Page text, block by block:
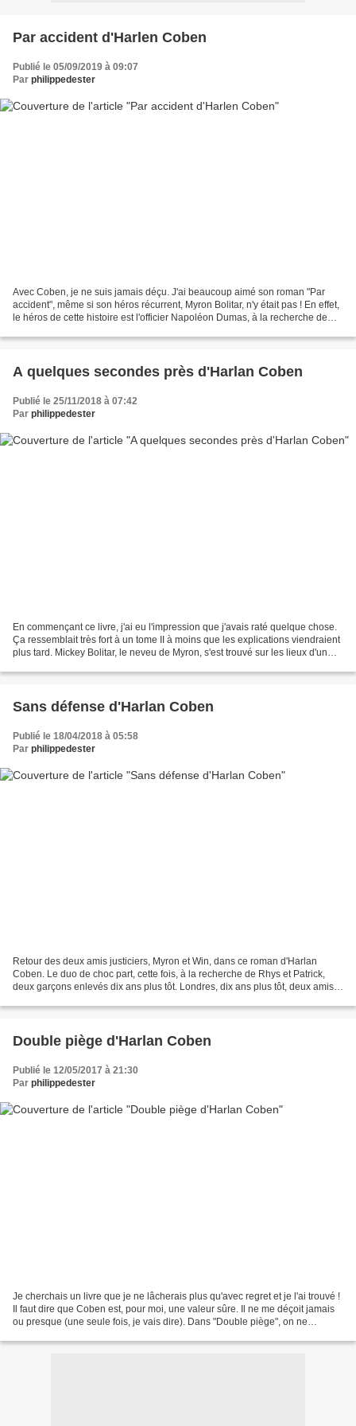
Par accident d'Harlen Coben
Publié le 05/09/2019 à 09:07
Par philippedester
Avec Coben, je ne suis jamais déçu. J'ai beaucoup aimé son roman "Par
accident", même si son héros récurrent, Myron Bolitar, n'y était pas ! En effet,
le héros de cette histoire est l'officier Napoléon Dumas, à la recherche de
A quelques secondes près d'Harlan Coben
Publié le 25/11/2018 à 07:42
Par philippedester
En commençant ce livre, j'ai eu l'impression que j'avais raté quelque chose.
Ça ressemblait très fort à un tome II à moins que les explications viendraient
plus tard. Mickey Bolitar, le neveu de Myron, s'est trouvé sur les lieux d'un
Sans défense d'Harlan Coben
Publié le 18/04/2018 à 05:58
Par philippedester
Retour des deux amis justiciers, Myron et Win, dans ce roman d'Harlan
Coben. Le duo de choc part, cette fois, à la recherche de Rhys et Patrick,
deux garçons enlevés dix ans plus tôt. Londres, dix ans plus tôt, deux amis
Double piège d'Harlan Coben
Publié le 12/05/2017 à 21:30
Par philippedester
Je cherchais un livre que je ne lâcherais plus qu'avec regret et je l'ai trouvé !
Il faut dire que Coben est, pour moi, une valeur sûre. Il ne me déçoit jamais
ou presque (une seule fois, je vais dire). Dans "Double piège", on ne